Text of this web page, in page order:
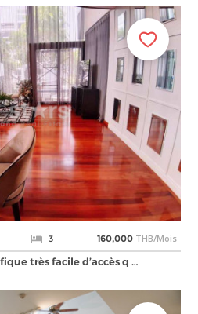
3 160,000 THB/Mois
très facile d’accès q …